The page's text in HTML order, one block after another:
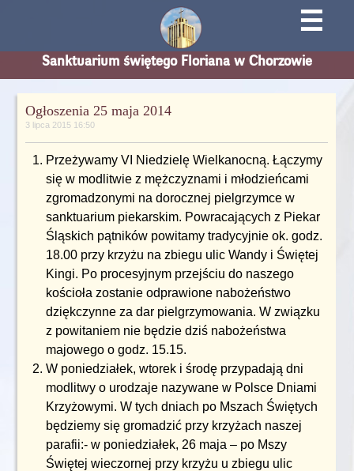
☰
Sanktuarium świętego Floriana w Chorzowie
Ogłoszenia 25 maja 2014
3 lipca 2015 16:50
Przeżywamy VI Niedzielę Wielkanocną. Łączymy
się w modlitwie z mężczyznami i młodzieńcami
zgromadzonymi na dorocznej pielgrzymce w
sanktuarium piekarskim. Powracających z Piekar
Śląskich pątników powitamy tradycyjnie ok. godz.
18.00 przy krzyżu na zbiegu ulic Wandy i Świętej
Kingi. Po procesyjnym przejściu do naszego
kościoła zostanie odprawione nabożeństwo
dziękczynne za dar pielgrzymowania. W związku
z powitaniem nie będzie dziś nabożeństwa
majowego o godz. 15.15.
W poniedziałek, wtorek i środę przypadają dni
modlitwy o urodzaje nazywane w Polsce Dniami
Krzyżowymi. W tych dniach po Mszach Świętych
będziemy się gromadzić przy krzyżach naszej
parafii:- w poniedziałek, 26 maja – po Mszy
Świętej wieczornej przy krzyżu u zbiegu ulic